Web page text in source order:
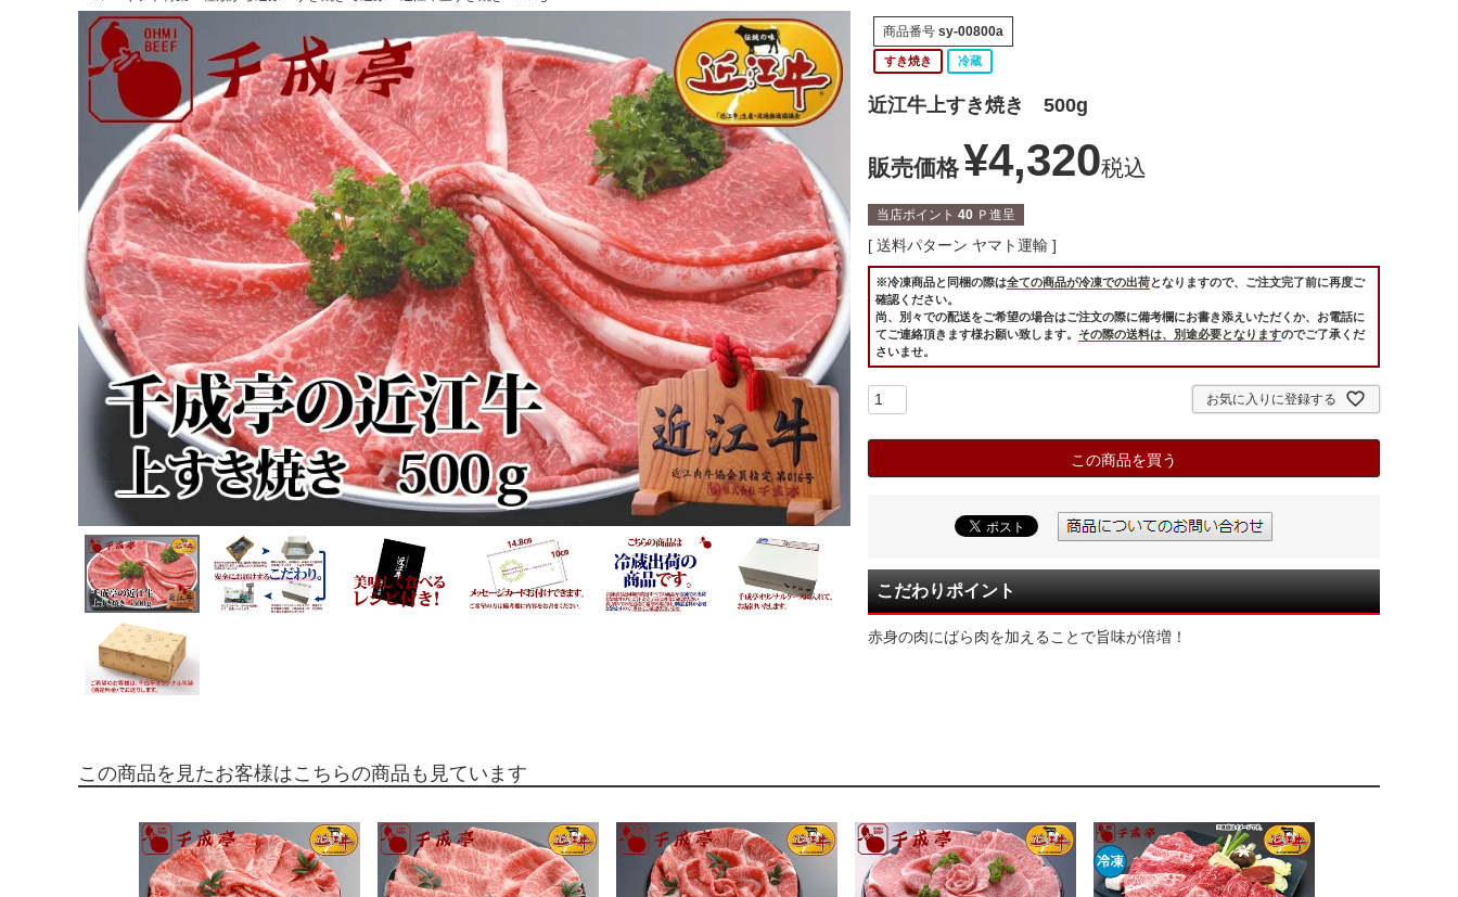
商品番号 sy-00800a
すき焼き 冷蔵
近江牛上すき焼き 500g
販売価格¥4,320税込
当店ポイント 40 Ｐ進呈
送料パターン ヤマト運輸
※冷凍商品と同梱の際は全ての商品が冷凍での出荷となりますので、ご注文完了前に再度ご
確認ください。
尚、別々での配送をご希望の場合はご注文の際に備考欄にお書き添えいただくか、お電話に
てご連絡頂きます様お願い致します。 その際の送料は、別途必要となりますのでご了承くだ
さいませ。
お気に入りに登録する
この商品を買う
こだわりポイント
赤身の肉にばら肉を加えることで旨味が倍増！